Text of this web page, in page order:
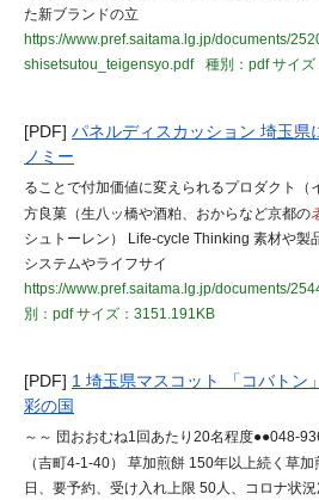
た新ブランドの立
https://www.pref.saitama.lg.jp/documents/
shisetsutou_teigensyo.pdf
種別：pdfサイズ
[PDF] パネルディスカッション 埼玉県
ノミー
ることで付加価値に変えられるプロダクト（
方良菓（生八ッ橋や酒粕、おからなど京都の
シュトーレン） Life-cycle Thinking 素材や製
システムやライフサイ
https://www.pref.saitama.lg.jp/documents/
別：pdfサイズ：3151.191KB
[PDF] 1 埼玉県マスコット 「コバトン
彩の国
～～ 団おおむね1回あたり20名程度●●048-
（吉町4-1-40） 草加煎餅 150年以上続く草加
日、要予約、受け入れ上限 50人、コロナ状